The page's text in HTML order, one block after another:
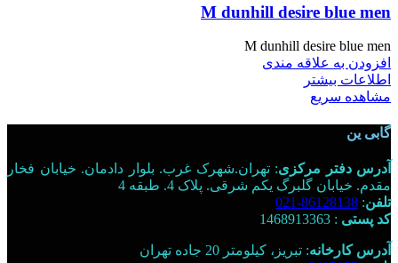
M dunhill desire blue men
M dunhill desire blue men
افزودن به علاقه مندی
اطلاعات بیشتر
مشاهده سریع
گابی ین
آدرس دفتر مرکزی: تهران.شهرک غرب. بلوار دادمان. خیابان فخار
مقدم. خیابان گلبرگ یکم شرقی. پلاک 4. طبقه 4
تلفن:
86128138-021
کد پستی : 1468913363
آدرس کارخانه: تبریز، کیلومتر 20 جاده تهران